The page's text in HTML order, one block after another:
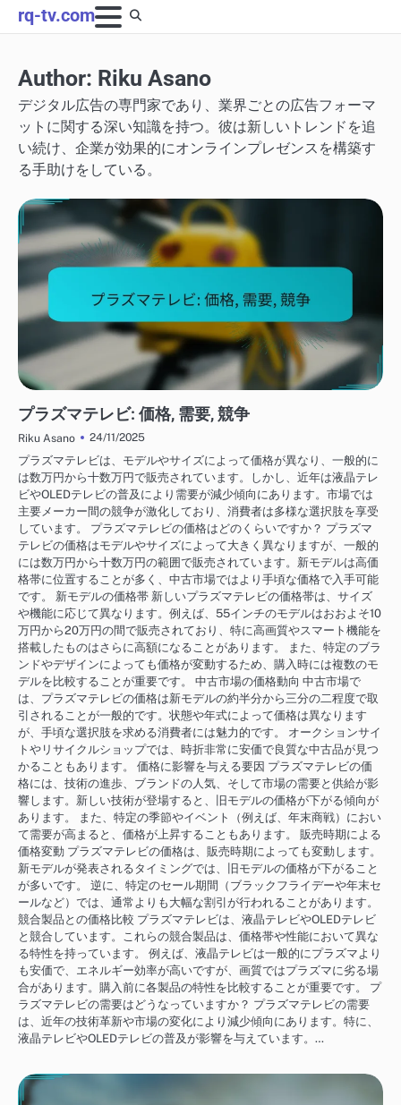
Skip
to
rq-tv.com
Author: Riku Asano
デジタル広告の専門家であり、業界ごとの広告フォーマ
ットに関する深い知識を持つ。彼は新しいトレンドを追
い続け、企業が効果的にオンラインプレゼンスを構築す
る手助けをしている。
プラズマテレビ: 価格, 需要, 競争
Riku Asano
24/11/2025
プラズマテレビは、モデルやサイズによって価格が異なり、一般的に
は数万円から十数万円で販売されています。しかし、近年は液晶テレ
ビやOLEDテレビの普及により需要が減少傾向にあります。市場では
主要メーカー間の競争が激化しており、消費者は多様な選択肢を享受
しています。 プラズマテレビの価格はどのくらいですか？ プラズマ
テレビの価格はモデルやサイズによって大きく異なりますが、一般的
には数万円から十数万円の範囲で販売されています。新モデルは高価
格帯に位置することが多く、中古市場ではより手頃な価格で入手可能
です。 新モデルの価格帯 新しいプラズマテレビの価格帯は、サイズ
や機能に応じて異なります。例えば、55インチのモデルはおおよそ10
万円から20万円の間で販売されており、特に高画質やスマート機能を
搭載したものはさらに高額になることがあります。 また、特定のブラ
ンドやデザインによっても価格が変動するため、購入時には複数のモ
デルを比較することが重要です。 中古市場の価格動向 中古市場で
は、プラズマテレビの価格は新モデルの約半分から三分の二程度で取
引されることが一般的です。状態や年式によって価格は異なります
が、手頃な選択肢を求める消費者には魅力的です。 オークションサイ
トやリサイクルショップでは、時折非常に安価で良質な中古品が見つ
かることもあります。 価格に影響を与える要因 プラズマテレビの価
格には、技術の進歩、ブランドの人気、そして市場の需要と供給が影
響します。新しい技術が登場すると、旧モデルの価格が下がる傾向が
あります。 また、特定の季節やイベント（例えば、年末商戦）におい
て需要が高まると、価格が上昇することもあります。 販売時期による
価格変動 プラズマテレビの価格は、販売時期によっても変動します。
新モデルが発表されるタイミングでは、旧モデルの価格が下がること
が多いです。 逆に、特定のセール期間（ブラックフライデーや年末セ
ールなど）では、通常よりも大幅な割引が行われることがあります。
競合製品との価格比較 プラズマテレビは、液晶テレビやOLEDテレビ
と競合しています。これらの競合製品は、価格帯や性能において異な
る特性を持っています。 例えば、液晶テレビは一般的にプラズマより
も安価で、エネルギー効率が高いですが、画質ではプラズマに劣る場
合があります。購入前に各製品の特性を比較することが重要です。 プ
ラズマテレビの需要はどうなっていますか？ プラズマテレビの需要
は、近年の技術革新や市場の変化により減少傾向にあります。特に、
液晶テレビやOLEDテレビの普及が影響を与えています。…